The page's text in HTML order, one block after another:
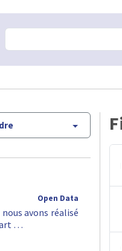
Open Data
avons réalisé
…